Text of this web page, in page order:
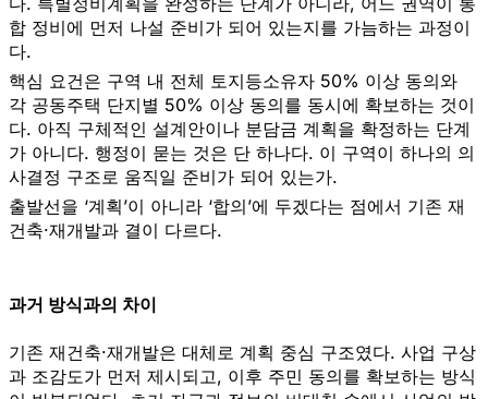
합 정비에 먼저 나설 준비가 되어 있는지를 가늠하는 과정이
다.
핵심 요건은 구역 내 전체 토지등소유자 50% 이상 동의와
각 공동주택 단지별 50% 이상 동의를 동시에 확보하는 것이
다. 아직 구체적인 설계안이나 분담금 계획을 확정하는 단계
가 아니다. 행정이 묻는 것은 단 하나다. 이 구역이 하나의 의
사결정 구조로 움직일 준비가 되어 있는가.
출발선을 ‘계획’이 아니라 ‘합의’에 두겠다는 점에서 기존 재
건축·재개발과 결이 다르다.
과거 방식과의 차이
기존 재건축·재개발은 대체로 계획 중심 구조였다. 사업 구상
과 조감도가 먼저 제시되고, 이후 주민 동의를 확보하는 방식